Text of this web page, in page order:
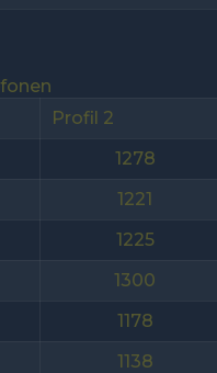
Profil 2
1278
1221
1225
1300
1178
1138